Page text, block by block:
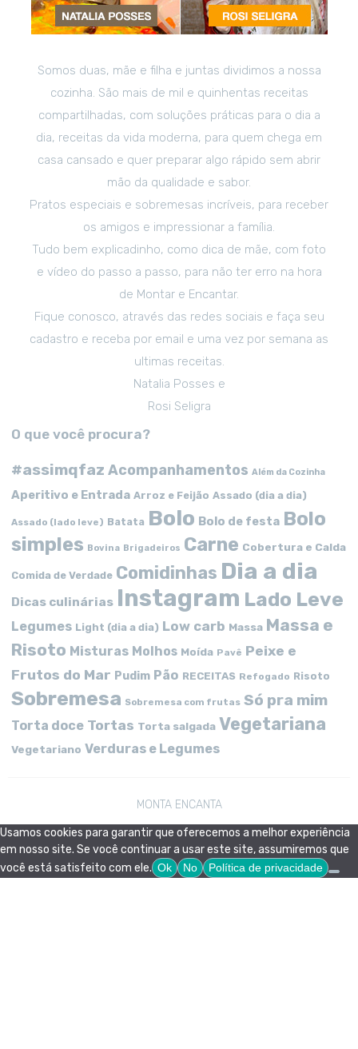
Somos duas, mãe e filha e juntas dividimos a nossa
cozinha. São mais de mil e quinhentas receitas
compartilhadas, com soluções práticas para o dia a
dia, receitas da vida moderna, para quem chega em
casa cansado e quer preparar algo rápido sem abrir
mão da qualidade e sabor.
Pratos especiais e sobremesas incríveis, para receber
os amigos e impressionar a família.
Tudo bem explicadinho, como dica de mãe, com foto
e vídeo do passo a passo, para não ter erro na hora
de Montar e Encantar.
Fique conosco, através das redes sociais e faça seu
cadastro e receba por email e uma vez por semana as
ultimas receitas.
Natalia Posses e
Rosi Seligra
O que você procura?
#assimqfaz Acompanhamentos Além da Cozinha
Aperitivo e Entrada Arroz e Feijão Assado (dia a dia)
Assado (lado leve) Batata Bolo Bolo de festa Bolo
simples Bovina Brigadeiros Carne Cobertura e Calda
Comida de Verdade Comidinhas Dia a dia
Dicas culinárias Instagram Lado Leve
Legumes Light (dia a dia) Low carb Massa Massa e
Risoto Misturas Molhos Moída Pavê Peixe e
Frutos do Mar Pudim Pão RECEITAS Refogado Risoto
Sobremesa Sobremesa com frutas Só pra mim
Torta doce Tortas Torta salgada Vegetariana
Vegetariano Verduras e Legumes
MONTA ENCANTA
Usamos cookies para garantir que oferecemos a melhor experiência
em nosso site. Se você continuar a usar este site, assumiremos que
você está satisfeito com ele. Ok No Política de privacidade